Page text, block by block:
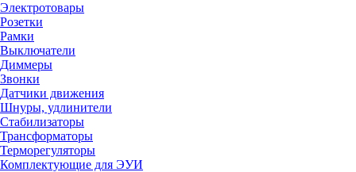
Электротовары
Розетки
Рамки
Выключатели
Диммеры
Звонки
Датчики движения
Шнуры, удлинители
Стабилизаторы
Трансформаторы
Терморегуляторы
Комплектующие для ЭУИ